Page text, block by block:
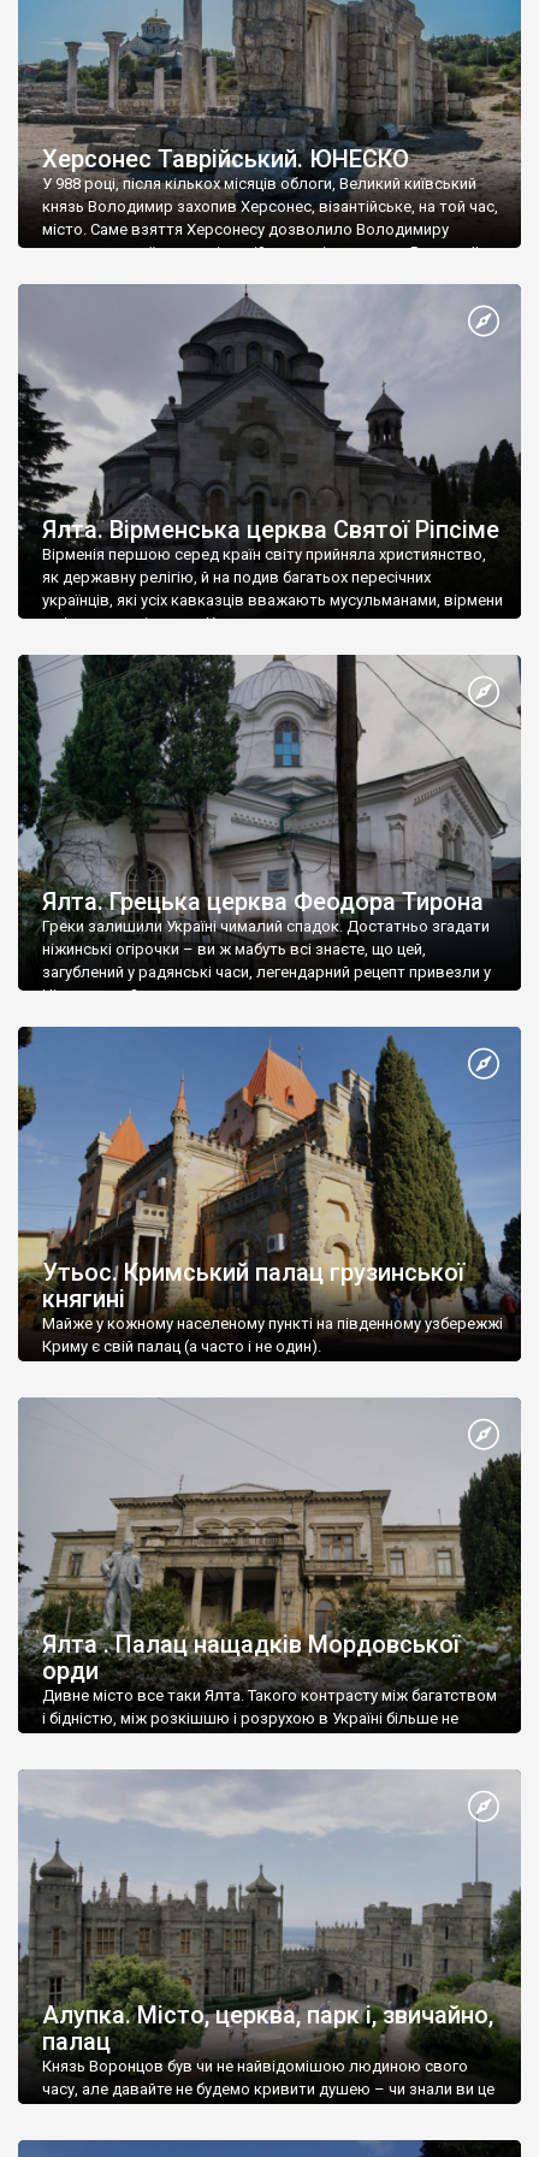
Херсонес Таврійський. ЮНЕСКО
У 988 році, після кількох місяців облоги, Великий київський
князь Володимир захопив Херсонес, візантійське, на той час,
місто. Саме взяття Херсонесу дозволило Володимиру
диктувати свої умови візантійському імператору Василю ІІ, та
Херсонесі Володимир-язичник, став Василем-християнином.
А потім було Хрещення Русі. На честь Херсонесу Таврійського
Ялта. Вірменська церква Святої Ріпсіме
Вірменія першою серед країн світу прийняла християнство,
як державну релігію, й на подив багатьох пересічних
українців, які усіх кавказців вважають мусульманами, вірмени
є відданими вірянами Христа
Ялта. Грецька церква Феодора Тирона
Греки залишили Україні чималий спадок. Достатньо згадати
ніжинські огірочки – ви ж мабуть всі знаєте, що цей,
загублений у радянські часи, легендарний рецепт привезли у
Ніжин греки?
Утьос. Кримський палац грузинської
княгині
Майже у кожному населеному пункті на південному узбережжі
Криму є свій палац (а часто і не один).
Ялта . Палац нащадків Мордовської
орди
Дивне місто все таки Ялта. Такого контрасту між багатством
і бідністю, між розкішшю і розрухою в Україні більше не
Алупка. Місто, церква, парк і, звичайно,
палац
Князь Воронцов був чи не найвідомішою людиною свого
часу, але давайте не будемо кривити душею – чи знали ви це